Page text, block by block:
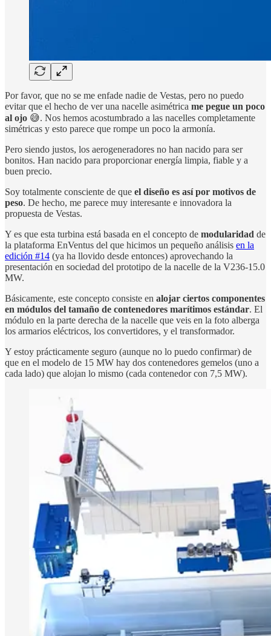
Por favor, que no se me enfade nadie de Vestas, pero no puedo
evitar que el hecho de ver una nacelle asimétrica me pegue un poco
al ojo 😅. Nos hemos acostumbrado a las nacelles completamente
simétricas y esto parece que rompe un poco la armonía.
Pero siendo justos, los aerogeneradores no han nacido para ser
bonitos. Han nacido para proporcionar energía limpia, fiable y a
buen precio.
Soy totalmente consciente de que el diseño es así por motivos de
peso. De hecho, me parece muy interesante e innovadora la
propuesta de Vestas.
Y es que esta turbina está basada en el concepto de modularidad de
la plataforma EnVentus del que hicimos un pequeño análisis en la
edición #14 (ya ha llovido desde entonces) aprovechando la
presentación en sociedad del prototipo de la nacelle de la V236-15.0
MW.
Básicamente, este concepto consiste en alojar ciertos componentes
en módulos del tamaño de contenedores marítimos estándar. El
módulo en la parte derecha de la nacelle que veis en la foto alberga
los armarios eléctricos, los convertidores, y el transformador.
Y estoy prácticamente seguro (aunque no lo puedo confirmar) de
que en el modelo de 15 MW hay dos contenedores gemelos (uno a
cada lado) que alojan lo mismo (cada contenedor con 7,5 MW).